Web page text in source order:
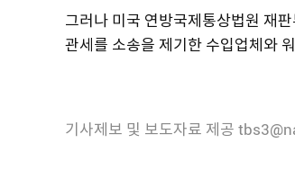
그러나 미국 연방국제통상법원 재
관세를 소송을 제기한 수입업체와
기사제보 및 보도자료 제공